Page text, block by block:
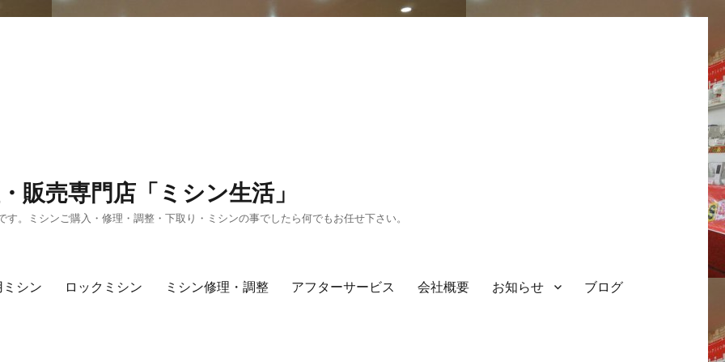
販売専門店「ミシン生活」
。ミシンご購入・修理・調整・下取り・ミシンの事でしたら何でもお任せ下さい。
シン ロックミシン ミシン修理・調整 アフターサービス 会社概要 お知らせ ブログ